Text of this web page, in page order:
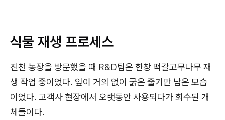
식물 재생 프로세스
진천 농장을 방문했을 때 R&D팀은 한창 떡갈고무나무 재
생 작업 중이었다. 잎이 거의 없이 굵은 줄기만 남은 모습
이었다. 고객사 현장에서 오랫동안 사용되다가 회수된 개
체들이다.